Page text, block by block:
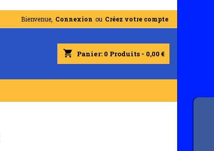
Bienvenue, Connexion ou Créez votre compte
shopping_cart Panier: 0 Produits - 0,00 €